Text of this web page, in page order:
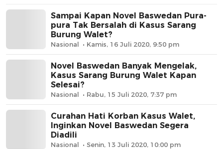
Sampai Kapan Novel Baswedan Pura-
pura Tak Bersalah di Kasus Sarang
Burung Walet?
Nasional Kamis, 16 Juli 2020, 9:50 pm
Novel Baswedan Banyak Mengelak,
Kasus Sarang Burung Walet Kapan
Selesai?
Nasional Rabu, 15 Juli 2020, 7:37 pm
Curahan Hati Korban Kasus Walet,
Inginkan Novel Baswedan Segera
Diadili
Nasional Senin, 13 Juli 2020, 10:00 pm